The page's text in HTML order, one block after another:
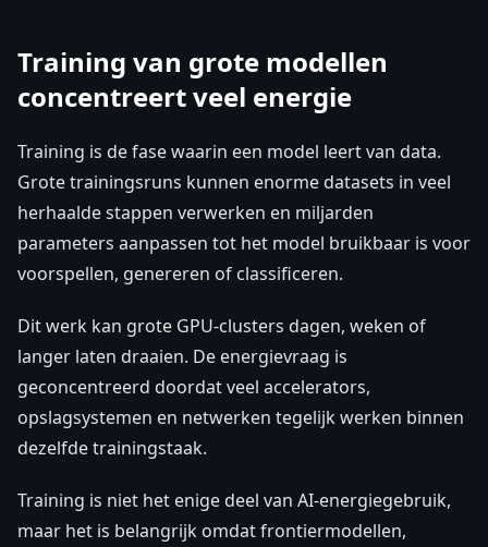
Training van grote modellen
concentreert veel energie
Training is de fase waarin een model leert van data.
Grote trainingsruns kunnen enorme datasets in veel
herhaalde stappen verwerken en miljarden
parameters aanpassen tot het model bruikbaar is voor
voorspellen, genereren of classificeren.
Dit werk kan grote GPU-clusters dagen, weken of
langer laten draaien. De energievraag is
geconcentreerd doordat veel accelerators,
opslagsystemen en netwerken tegelijk werken binnen
dezelfde trainingstaak.
Training is niet het enige deel van AI-energiegebruik,
maar het is belangrijk omdat frontiermodellen,